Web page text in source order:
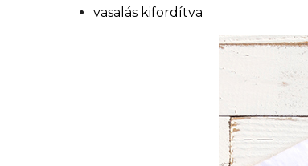
vasalás kifordítva